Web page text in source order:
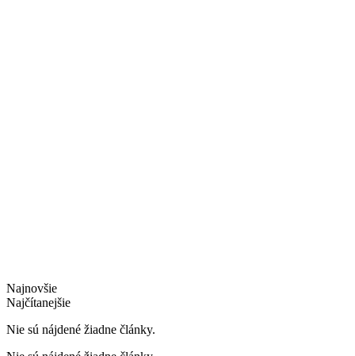
Najnovšie
Najčítanejšie
Nie sú nájdené žiadne články.